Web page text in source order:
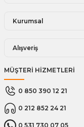
Kurumsal
Alışveriş
MÜŞTERİ HİZMETLERİ
0 850 390 12 21
0 212 852 24 21
0 531 730 07 05